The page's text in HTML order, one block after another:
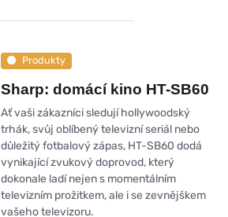
Produkty
Sharp: domácí kino HT-SB60
Ať vaši zákazníci sledují hollywoodský
trhák, svůj oblíbený televizní seriál nebo
důležitý fotbalový zápas, HT-SB60 dodá
vynikající zvukový doprovod, který
dokonale ladí nejen s momentálním
televizním prožitkem, ale i se zevnějškem
vašeho televizoru.